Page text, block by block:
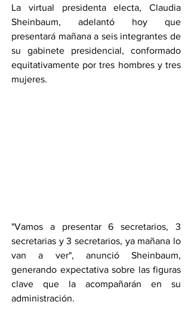
La virtual presidenta electa, Claudia
Sheinbaum, adelantó hoy que
presentará mañana a seis integrantes de
su gabinete presidencial, conformado
equitativamente por tres hombres y tres
mujeres.
"Vamos a presentar 6 secretarios, 3
secretarias y 3 secretarios, ya mañana lo
van a ver", anunció Sheinbaum,
generando expectativa sobre las figuras
clave que la acompañarán en su
administración.